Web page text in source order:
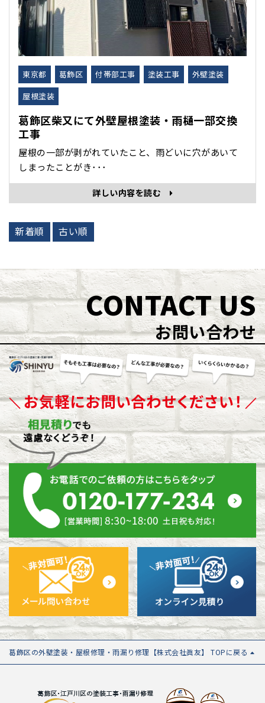
東京都 葛飾区 付帯部工事 塗装工事
外壁塗装
屋根塗装
葛飾区柴又にて外壁屋根塗装・雨樋一部交換
工事
屋根の一部が剥がれていたこと、雨どいに穴があいて
しまったことがき･･･
詳しい内容を読む
新着順 古い順
CONTACT US
お問い合わせ
葛飾区の外壁塗装・屋根修理・雨漏り修理【株式会社眞友】 TOPに戻る